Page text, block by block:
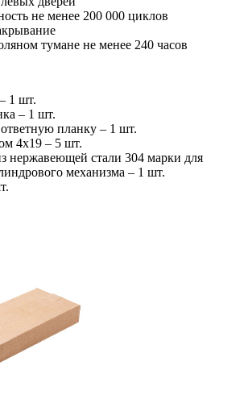
не менее 200 000 циклов
тумане не менее 240 часов
1 шт.
– 1 шт.
планку – 1 шт.
4х19 – 5 шт.
нержавеющей стали 304 марки для
механизма – 1 шт.